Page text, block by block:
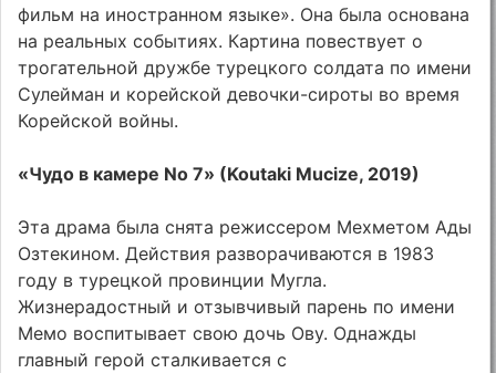
фильм на иностранном языке». Она была основана
на реальных событиях. Картина повествует о
трогательной дружбе турецкого солдата по имени
Сулейман и корейской девочки-сироты во время
Корейской войны.
«Чудо в камере No 7» (Koutaki Mucize, 2019)
Эта драма была снята режиссером Мехметом Ады
Озтекином. Действия разворачиваются в 1983
году в турецкой провинции Мугла.
Жизнерадостный и отзывчивый парень по имени
Мемо воспитывает свою дочь Ову. Однажды
главный герой сталкивается с